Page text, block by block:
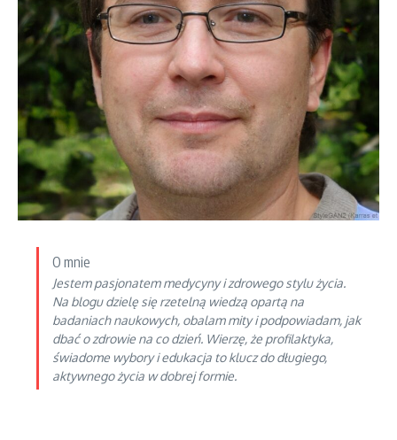
O mnie
Jestem pasjonatem medycyny i zdrowego stylu życia.
Na blogu dzielę się rzetelną wiedzą opartą na
badaniach naukowych, obalam mity i podpowiadam, jak
dbać o zdrowie na co dzień. Wierzę, że profilaktyka,
świadome wybory i edukacja to klucz do długiego,
aktywnego życia w dobrej formie.